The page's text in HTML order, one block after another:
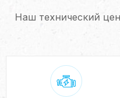
Наш технический